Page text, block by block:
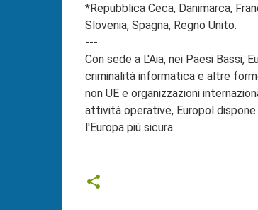
*Repubblica Ceca, Danimarca,
Slovenia, Spagna, Regno Unito.
---
Con sede a L'Aia, nei Paesi
criminalità informatica e altre
non UE e organizzazioni
attività operative, Europol
l'Europa più sicura.